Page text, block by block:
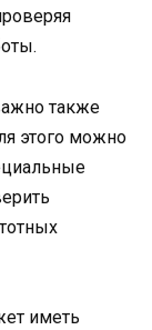
также
этого можно
иметь